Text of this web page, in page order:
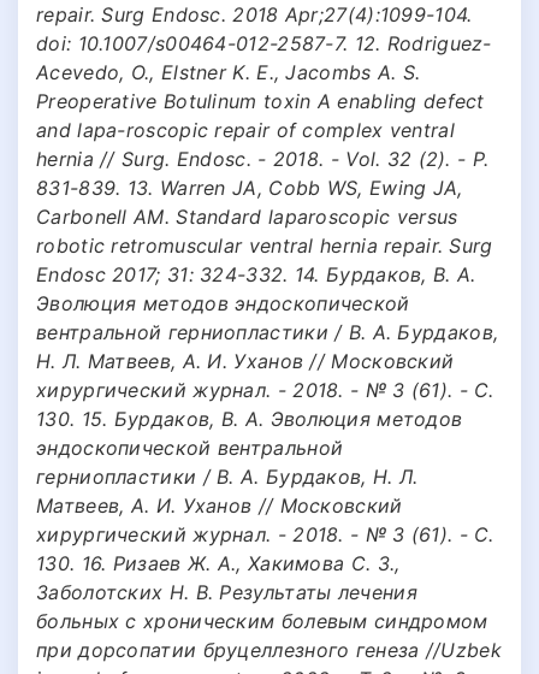
repair. Surg Endosc. 2018 Apr;27(4):1099-104.
doi: 10.1007/s00464-012-2587-7. 12. Rodriguez-
Acevedo, O., Elstner K. E., Jacombs A. S.
Preoperative Botulinum toxin A enabling defect
and lapa-roscopic repair of complex ventral
hernia // Surg. Endosc. - 2018. - Vol. 32 (2). - P.
831-839. 13. Warren JA, Cobb WS, Ewing JA,
Carbonell AM. Standard laparoscopic versus
robotic retromuscular ventral hernia repair. Surg
Endosc 2017; 31: 324-332. 14. Бурдаков, В. А.
Эволюция методов эндоскопической
вентральной герниопластики / В. А. Бурдаков,
Н. Л. Матвеев, А. И. Уханов // Московский
хирургический журнал. - 2018. - № 3 (61). - С.
130. 15. Бурдаков, В. А. Эволюция методов
эндоскопической вентральной
герниопластики / В. А. Бурдаков, Н. Л.
Матвеев, А. И. Уханов // Московский
хирургический журнал. - 2018. - № 3 (61). - С.
130. 16. Ризаев Ж. А., Хакимова С. З.,
Заболотских Н. В. Результаты лечения
больных с хроническим болевым синдромом
при дорсопатии бруцеллезного генеза //Uzbek